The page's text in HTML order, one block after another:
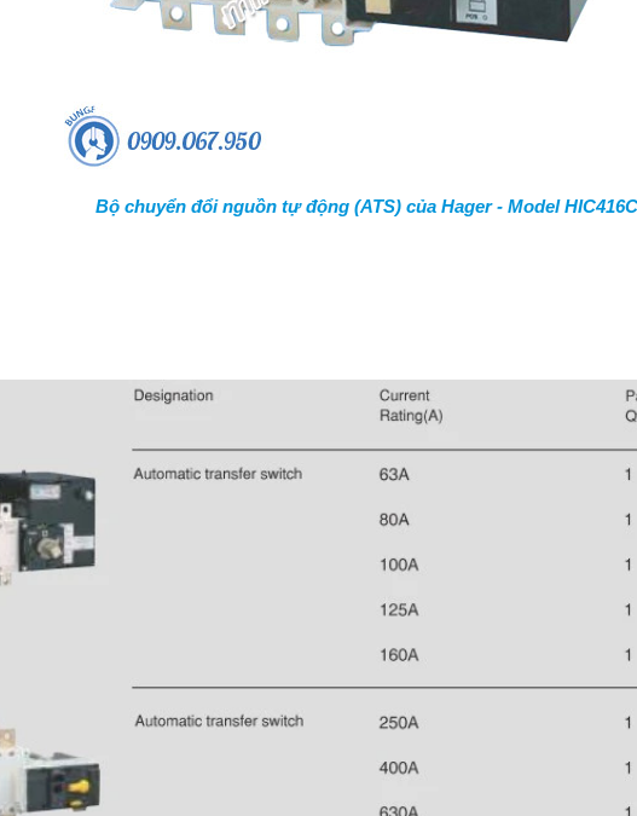
Bộ chuyển đổi nguồn tự động (ATS) của Hager - Model HIC416C